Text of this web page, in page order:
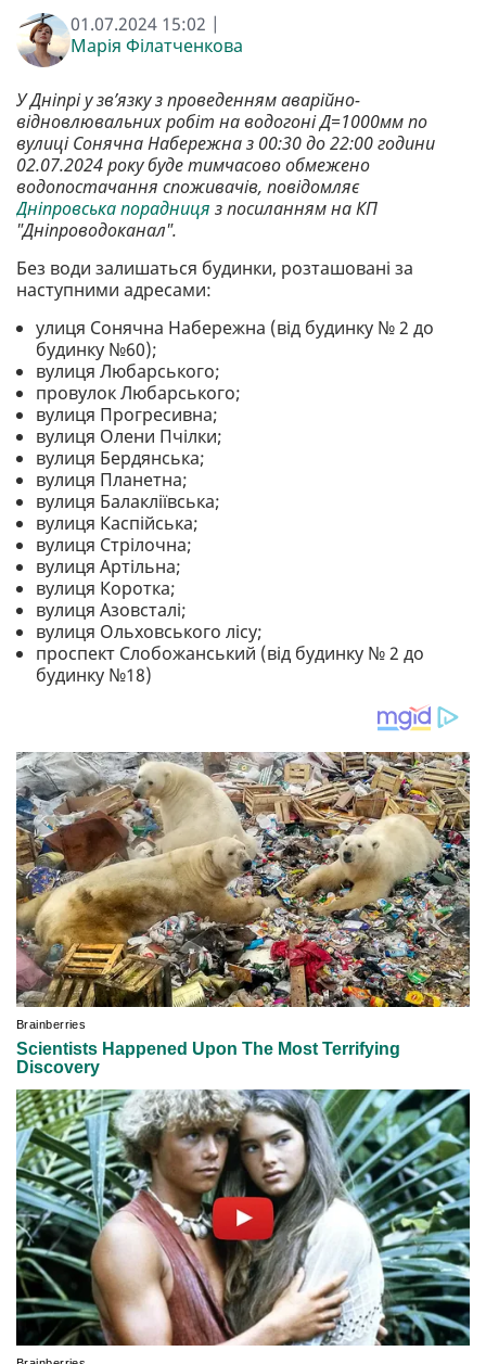
01.07.2024 15:02 |
Марія Філатченкова
У Дніпрі у зв’язку з проведенням аварійно-
відновлювальних робіт на водогоні Д=1000мм по
вулиці Сонячна Набережна з 00:30 до 22:00 години
02.07.2024 року буде тимчасово обмежено
водопостачання споживачів, повідомляє
Дніпровська порадниця з посиланням на КП
"Дніпроводоканал".
Без води залишаться будинки, розташовані за
наступними адресами:
улиця Сонячна Набережна (від будинку № 2 до
будинку №60);
вулиця Любарського;
провулок Любарського;
вулиця Прогресивна;
вулиця Олени Пчілки;
вулиця Бердянська;
вулиця Планетна;
вулиця Балакліївська;
вулиця Каспійська;
вулиця Стрілочна;
вулиця Артільна;
вулиця Коротка;
вулиця Азовсталі;
вулиця Ольховського лісу;
проспект Слобожанський (від будинку № 2 до
будинку №18)